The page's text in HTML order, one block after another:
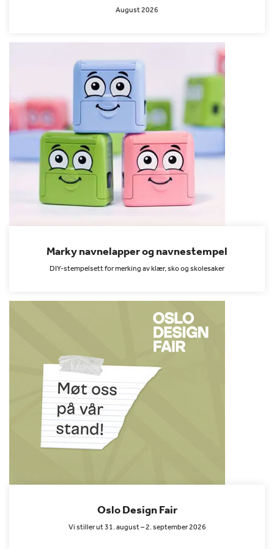
August 2026
Marky navnelapper og navnestempel
DIY-stempelsett for merking av klær, sko og skolesaker
Oslo Design Fair
Vi stiller ut 31. august – 2. september 2026